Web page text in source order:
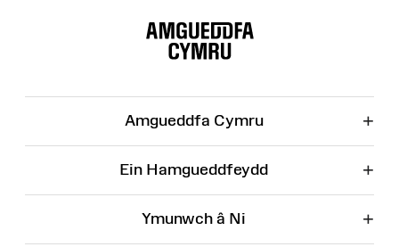
Amgueddfa Cymru +
Ein Hamgueddfeydd +
Ymunwch â Ni +